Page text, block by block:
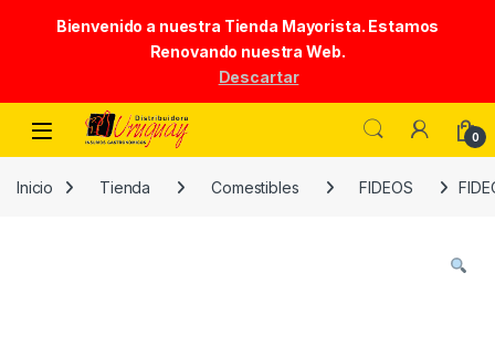
Bienvenido a nuestra Tienda Mayorista. Estamos
Renovando nuestra Web.
Descartar
Skip to navigation
Skip to content
0
Inicio Tienda Comestibles FIDEOS